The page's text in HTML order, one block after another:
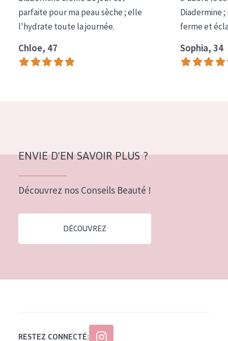
COLLECTION
Essentials
Lift+
Expert
Peau mixte ou grasse
Peau mature
Peau ménopausée
Âge : 55+
parfaite pour ma peau sèche ; elle
l'hydrate toute la journée.
Chloe, 47
Diadermine
ferme et
Sophia, 34
ENVIE D'EN SAVOIR PLUS ?
Découvrez nos Conseils Beauté !
DÉCOUVREZ
RESTEZ CONNECTÉ: